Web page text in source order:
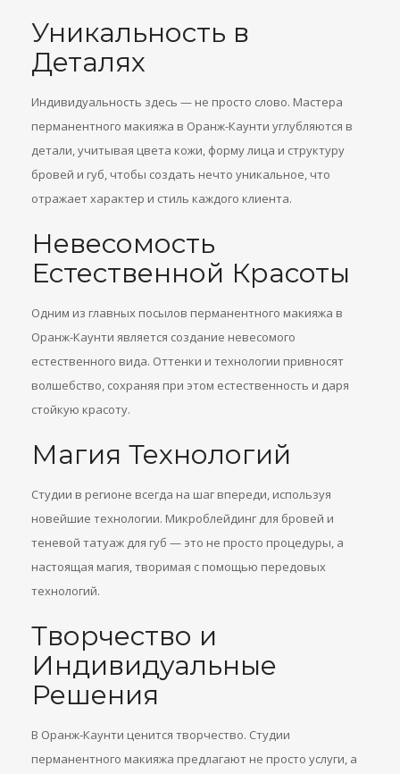
Уникальность в
Деталях
Индивидуальность здесь — не просто слово. Мастера
перманентного макияжа в Оранж-Каунти углубляются в
детали, учитывая цвета кожи, форму лица и структуру
бровей и губ, чтобы создать нечто уникальное, что
отражает характер и стиль каждого клиента.
Невесомость
Естественной Красоты
Одним из главных посылов перманентного макияжа в
Оранж-Каунти является создание невесомого
естественного вида. Оттенки и технологии привносят
волшебство, сохраняя при этом естественность и даря
стойкую красоту.
Магия Технологий
Студии в регионе всегда на шаг впереди, используя
новейшие технологии. Микроблейдинг для бровей и
теневой татуаж для губ — это не просто процедуры, а
настоящая магия, творимая с помощью передовых
технологий.
Творчество и
Индивидуальные
Решения
В Оранж-Каунти ценится творчество. Студии
перманентного макияжа предлагают не просто услуги, а